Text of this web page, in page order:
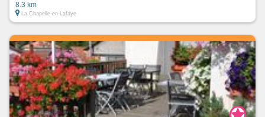
---
Train Touristique
A faire seul, en groupes ou en famille. Chemin de fer du
Haut-Forez
Tout au long de l'année, le Chemin de fer du Haut-Forez
vous propose des trains réguliers, spéciaux ou à thème. Partir
en famille à la recherche du Père Noël, se faire peur pour
8.3 km
La Chapelle-en-Lafaye